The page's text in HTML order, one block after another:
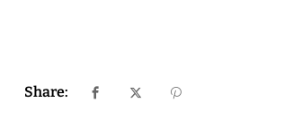
Share: